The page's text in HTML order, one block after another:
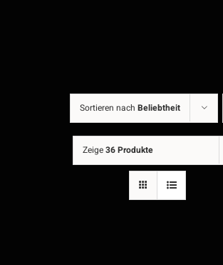
Sortieren nach Beliebtheit
Zeige36 Produkte